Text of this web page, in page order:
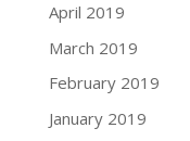
April 2019
March 2019
February 2019
January 2019